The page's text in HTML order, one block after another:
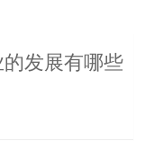
发展有哪些